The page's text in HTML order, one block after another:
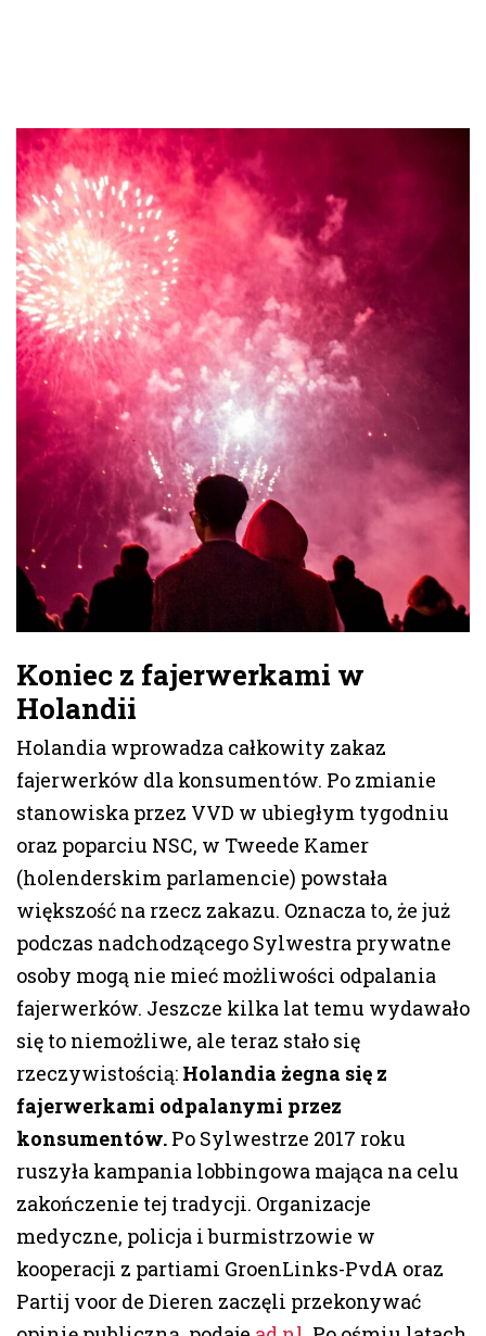
Koniec z fajerwerkami w
Holandii
Holandia wprowadza całkowity zakaz
fajerwerków dla konsumentów. Po zmianie
stanowiska przez VVD w ubiegłym tygodniu
oraz poparciu NSC, w Tweede Kamer
(holenderskim parlamencie) powstała
większość na rzecz zakazu. Oznacza to, że już
podczas nadchodzącego Sylwestra prywatne
osoby mogą nie mieć możliwości odpalania
fajerwerków. Jeszcze kilka lat temu wydawało
się to niemożliwe, ale teraz stało się
rzeczywistością: Holandia żegna się z
fajerwerkami odpalanymi przez
konsumentów. Po Sylwestrze 2017 roku
ruszyła kampania lobbingowa mająca na celu
zakończenie tej tradycji. Organizacje
medyczne, policja i burmistrzowie w
kooperacji z partiami GroenLinks-PvdA oraz
Partij voor de Dieren zaczęli przekonywać